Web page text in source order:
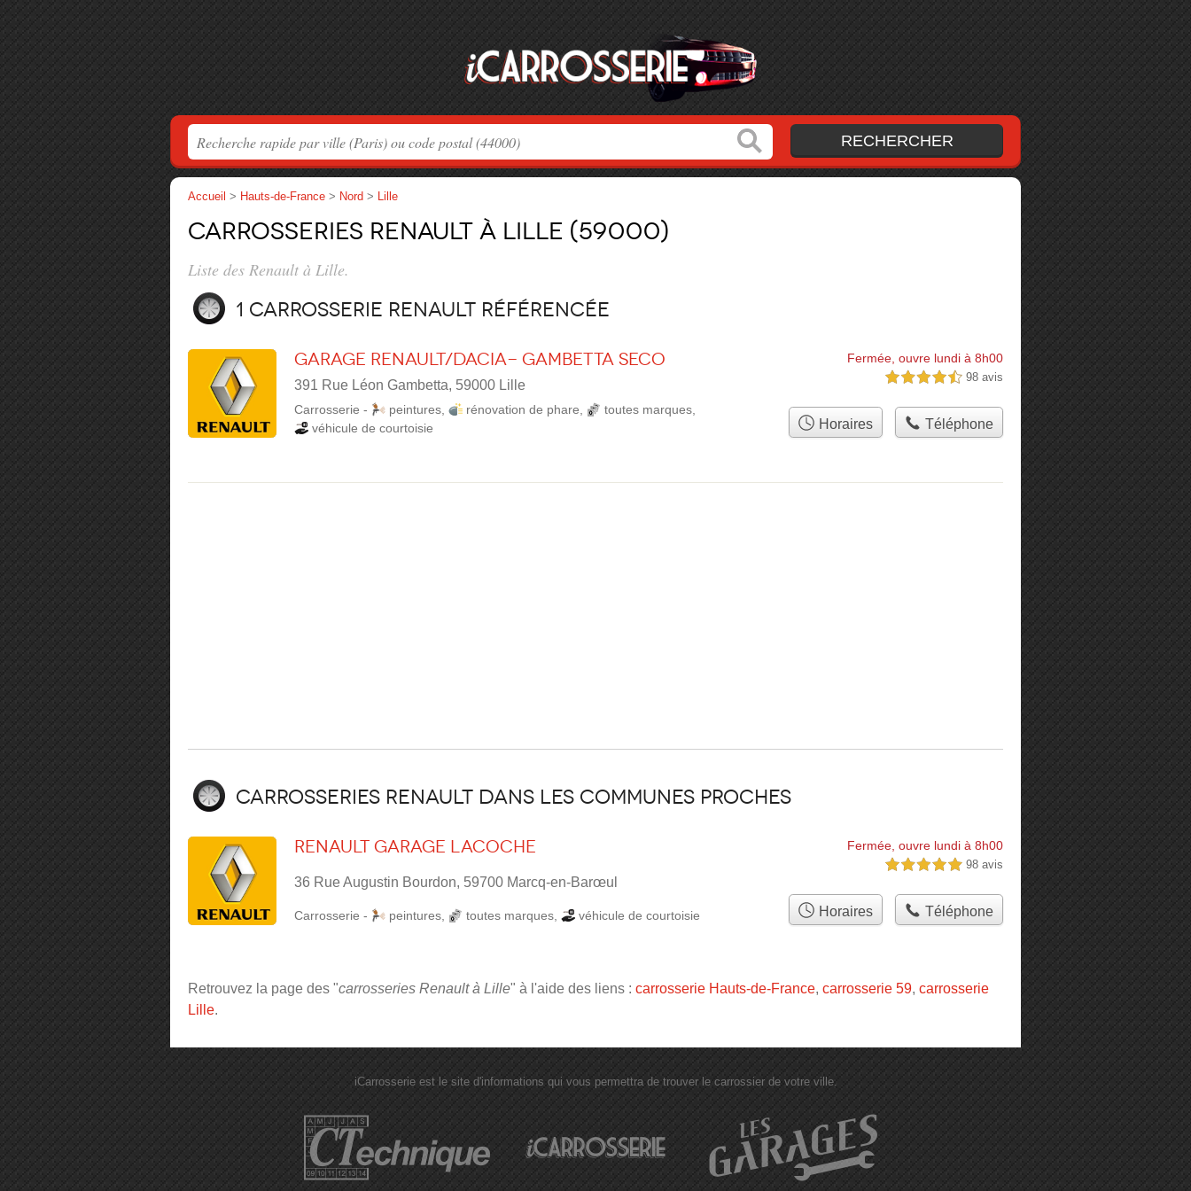
Accueil > Hauts-de-France > Nord > Lille
Carrosseries Renault à Lille (59000)
Liste des Renault à Lille.
1 carrosserie Renault référencée
Garage Renault/DACIA- Gambetta Seco
391 Rue Léon Gambetta, 59000 Lille
Fermée, ouvre lundi à 8h00
4,5 étoiles sur 5 98 avis
Carrosserie - peintures rénovation de phare toutes marques
véhicule de courtoisie
Horaires Téléphone
Carrosseries Renault dans les communes proches
Renault Garage Lacoche
36 Rue Augustin Bourdon, 59700 Marcq-en-Barœul
Fermée, ouvre lundi à 8h00
5,0 étoiles sur 5 98 avis
Carrosserie - peintures toutes marques véhicule de courtoisie Horaires Téléphone
Retrouvez la page des "carrosseries Renault à Lille" à l'aide des liens : carrosserie Hauts-de-France, carrosserie 59, carrosserie
Lille.
iCarrosserie est le site d'informations qui vous permettra de trouver le carrossier de votre ville.